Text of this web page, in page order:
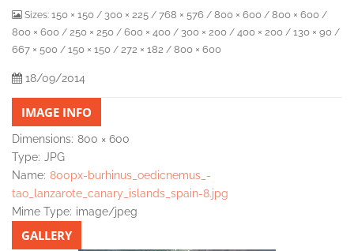
Sizes: 150 × 150 / 300 × 225 / 768 × 576 / 800 × 600 / 800 × 600 /
800 × 600 / 250 × 250 / 600 × 400 / 300 × 200 / 400 × 200 / 130 × 90 /
667 × 500 / 150 × 150 / 272 × 182 / 800 × 600
18/09/2014
IMAGE INFO
Dimensions: 800 × 600
Type: JPG
Name: 800px-burhinus_oedicnemus_-
tao_lanzarote_canary_islands_spain-8.jpg
Mime Type: image/jpeg
GALLERY